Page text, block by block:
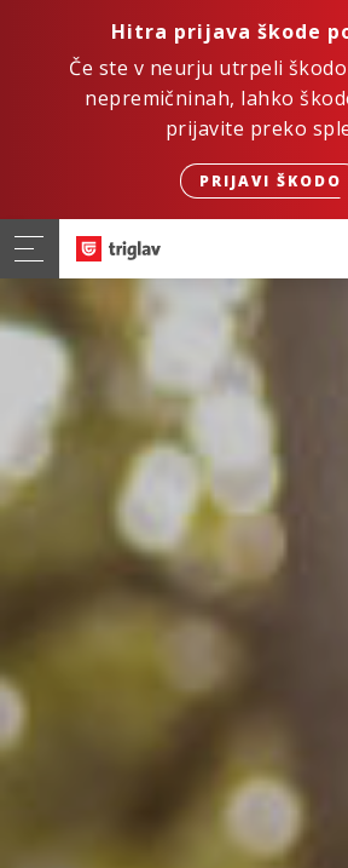
Hitra prijava škode
Če ste v neurju utrpeli
nepremičninah, lahko
prijavite preko
PRIJAVI ŠKODO